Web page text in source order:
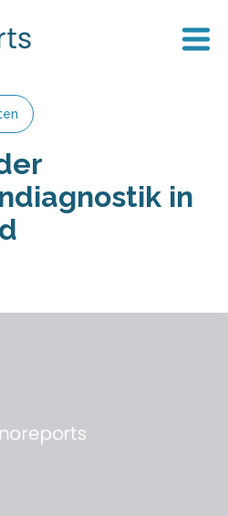
in